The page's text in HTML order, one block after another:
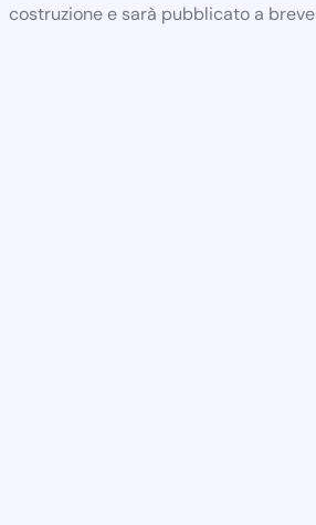
costruzione e sarà pubblicato a breve